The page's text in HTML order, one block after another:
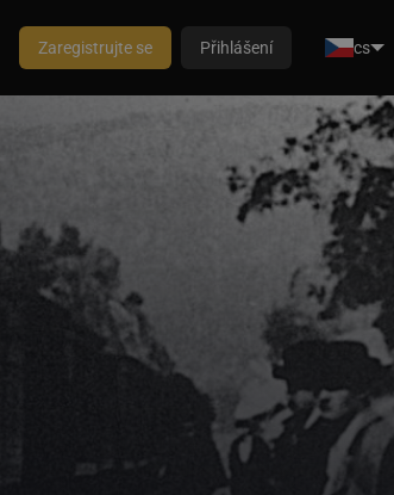
Zaregistrujte se Přihlášení cs